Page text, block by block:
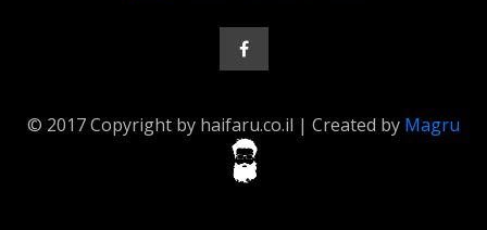
© 2017 Copyright by haifaru.co.il | Created by Magru